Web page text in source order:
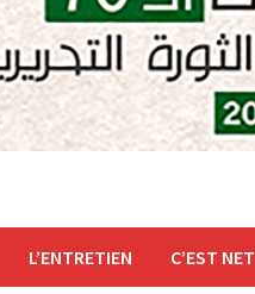
L’ENTRETIEN C’EST NET